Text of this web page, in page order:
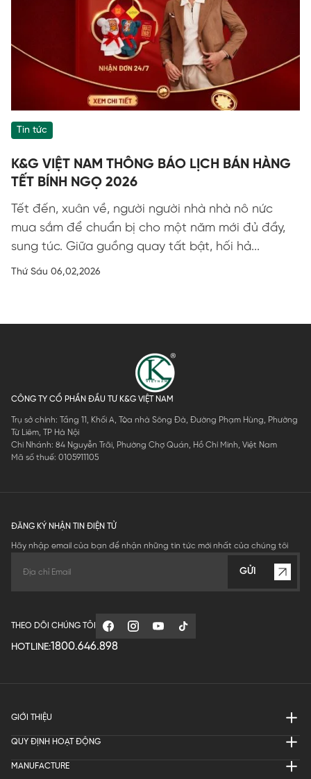
Tin tức
K&G VIỆT NAM THÔNG BÁO LỊCH BÁN HÀNG
TẾT BÍNH NGỌ 2026
Tết đến, xuân về, người người nhà nhà nô nức
mua sắm để chuẩn bị cho một năm mới đủ đầy,
sung túc. Giữa guồng quay tất bật, hối hả...
Thứ Sáu 06,02,2026
CÔNG TY CỔ PHẦN ĐẦU TƯ K&G VIỆT NAM
Trụ sở chính: Tầng 11, Khối A, Tòa nhà Sông Đà, Đường Phạm Hùng, Phường
Từ Liêm, TP Hà Nội
Chi Nhánh: 84 Nguyễn Trãi, Phường Chợ Quán, Hồ Chí Minh, Việt Nam
Mã số thuế: 0105911105
ĐĂNG KÝ NHẬN TIN ĐIỆN TỬ
Hãy nhập email của bạn để nhận những tin tức mới nhất của chúng tôi
GỬI
THEO DÕI CHÚNG TÔI
HOTLINE:1800.646.898
GIỚI THIỆU
QUY ĐỊNH HOẠT ĐỘNG
MANUFACTURE